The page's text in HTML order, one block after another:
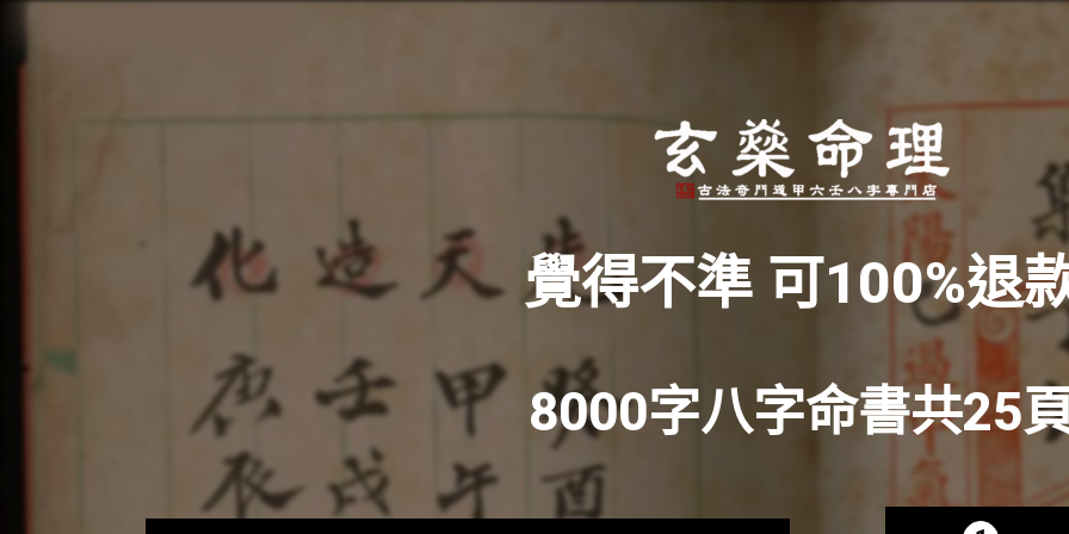
覺得不準 可100%退
8000字八字命書共25